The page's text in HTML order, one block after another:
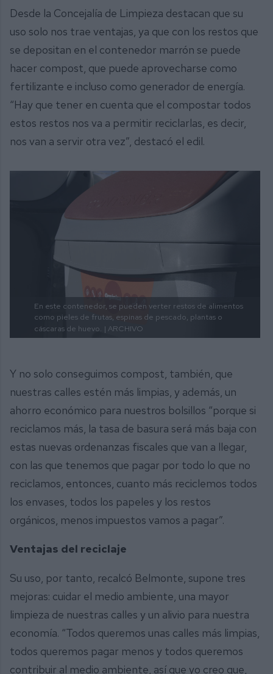
Desde la Concejalía de Limpieza destacan que su
uso solo nos trae ventajas, ya que con los restos que
se depositan en el contenedor marrón se puede
hacer compost, que puede aprovecharse como
fertilizante e incluso como generador de energía.
“Hay que tener en cuenta que el compostar todos
estos restos nos va a permitir reciclarlas, es decir,
nos van a servir otra vez”, destacó el edil.
En este contenedor, se pueden verter restos de alimentos
como pieles de frutas, espinas de pescado, plantas o
cáscaras de huevo. | ARCHIVO
Y no solo conseguimos compost, también, que
nuestras calles estén más limpias, y además, un
ahorro económico para nuestros bolsillos “porque si
reciclamos más, la tasa de basura será más baja con
estas nuevas ordenanzas fiscales que van a llegar,
con las que tenemos que pagar por todo lo que no
reciclamos, entonces, cuanto más reciclemos todos
los envases, todos los papeles y los restos
orgánicos, menos impuestos vamos a pagar”.
Ventajas del reciclaje
Su uso, por tanto, recalcó Belmonte, supone tres
mejoras: cuidar el medio ambiente, una mayor
limpieza de nuestras calles y un alivio para nuestra
economía. “Todos queremos unas calles más limpias,
todos queremos pagar menos y todos queremos
contribuir al medio ambiente, así que yo creo que,